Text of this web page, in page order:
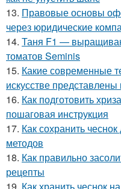
13. Правовые основы
через юридические
14. Таня F1 —
томатов Seminis
15. Какие современные
искусстве
16. Как подготовить
пошаговая инструкция
17. Как сохранить
методов
18. Как правильно
рецепты
19. Как хранить чеснок